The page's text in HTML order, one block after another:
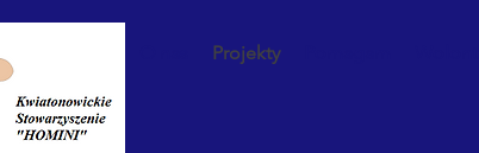
Projekty